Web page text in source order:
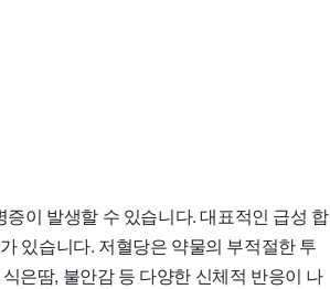
이 발생할 수 있습니다. 대표적인 급성 합
있습니다. 저혈당은 약물의 부적절한 투
은땀, 불안감 등 다양한 신체적 반응이 나